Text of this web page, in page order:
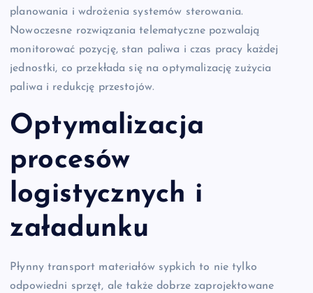
planowania i wdrożenia systemów sterowania.
Nowoczesne rozwiązania telematyczne pozwalają
monitorować pozycję, stan paliwa i czas pracy każdej
jednostki, co przekłada się na optymalizację zużycia
paliwa i redukcję przestojów.
Optymalizacja
procesów
logistycznych i
załadunku
Płynny transport materiałów sypkich to nie tylko
odpowiedni sprzęt, ale także dobrze zaprojektowane